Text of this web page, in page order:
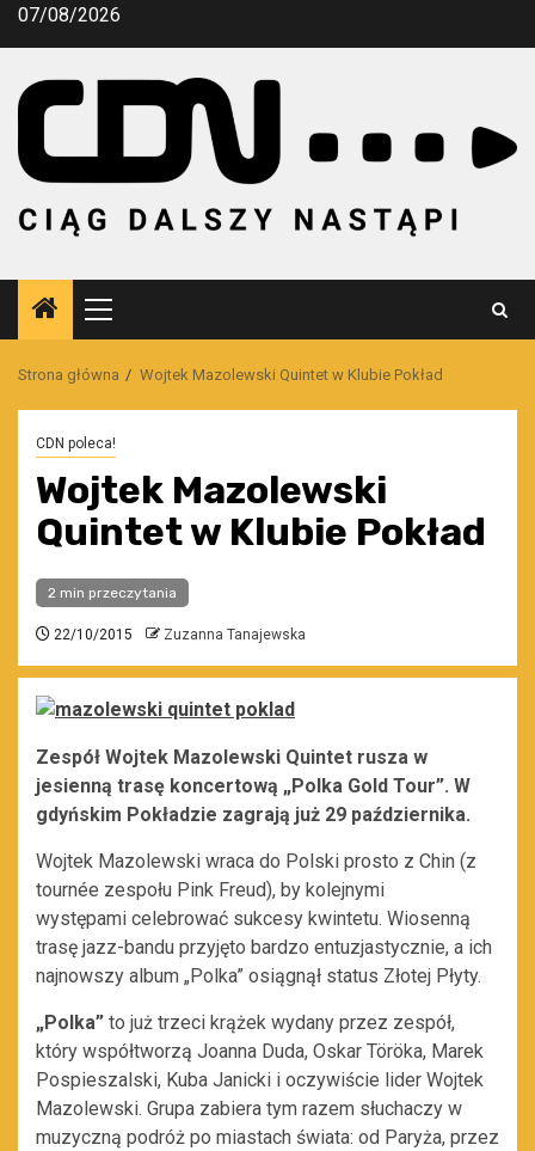
Przejdź
07/08/2026
Menu
główne
Strona główna Wojtek Mazolewski Quintet w Klubie Pokład
CDN poleca!
Wojtek Mazolewski
Quintet w Klubie Pokład
2 min przeczytania
22/10/2015 Zuzanna Tanajewska
Zespół Wojtek Mazolewski Quintet rusza w
jesienną trasę koncertową „Polka Gold Tour”. W
gdyńskim Pokładzie zagrają już 29 października.
Wojtek Mazolewski wraca do Polski prosto z Chin (z
tournée zespołu Pink Freud), by kolejnymi
występami celebrować sukcesy kwintetu. Wiosenną
trasę jazz-bandu przyjęto bardzo entuzjastycznie, a ich
najnowszy album „Polka” osiągnął status Złotej Płyty.
„Polka” to już trzeci krążek wydany przez zespół,
który współtworzą Joanna Duda, Oskar Töröka, Marek
Pospieszalski, Kuba Janicki i oczywiście lider Wojtek
Mazolewski. Grupa zabiera tym razem słuchaczy w
muzyczną podróż po miastach świata: od Paryża, przez